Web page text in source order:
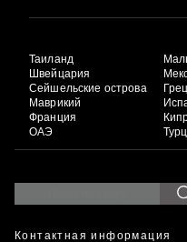
Таиланд
Швейцария
Сейшельские острова
Маврикий
Франция
ОАЭ
Контактная информация